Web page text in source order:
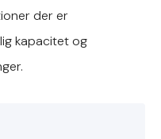
der er
kapacitet og